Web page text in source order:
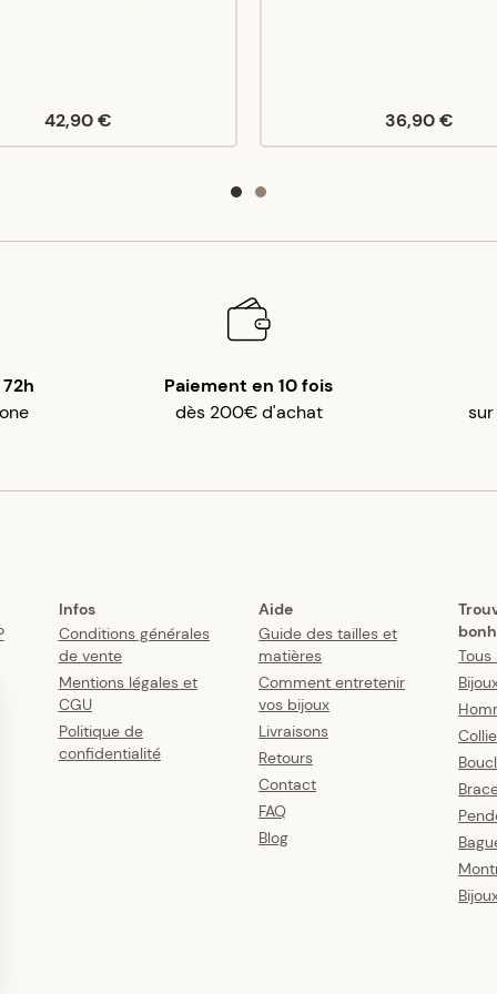
42,90 € 36,90 €
Paiement en 10 fois
dès 200€ d'achat
Infos
Conditions générales
de vente
Mentions légales et
CGU
Politique de
confidentialité
Aide
Guide des tailles et
matières
Comment entretenir
vos bijoux
Livraisons
Retours
Contact
FAQ
Blog